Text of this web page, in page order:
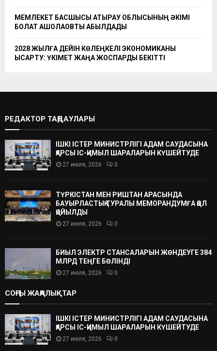
МЕМЛЕКЕТ БАСШЫСЫ АТЫРАУ ОБЛЫСЫНЫҢ ӘКІМІ
БОЛАТ АҚШОЛАҚОВТЫ ҚАБЫЛДАДЫ
2028 ЖЫЛҒА ДЕЙІН КӨЛЕҢКЕЛІ ЭКОНОМИКАНЫ
ҚЫСҚАРТУ: ҮКІМЕТ ЖАҢА ЖОСПАРДЫ БЕКІТТІ
РЕДАКТОР ТАҢДАУЛАРЫ
ІШКІ ІСТЕР МИНИСТРЛІГІ АДАМ САУДАСЫНА
ҚАРСЫ ІС-ҚИМЫЛ ШАРАЛАРЫН КҮШЕЙТУДЕ
27 июля, 2026 0
ТҮРКІСТАН МЕН РИШТАН АРАСЫНДА
БАУЫРЛАСТЫҚ ТУРАЛЫ МЕМОРАНДУМҒА ҚОЛ
ҚОЙЫЛДЫ
27 июля, 2026 0
БИЫЛ ЭЛЕКТР СТАНСАЛАРЫН ЖӨНДЕУГЕ 384
МЛРД ТЕҢГЕ БӨЛІНДІ
27 июля, 2026 0
СОҢҒЫ ЖАҢАЛЫҚТАР
ІШКІ ІСТЕР МИНИСТРЛІГІ АДАМ САУДАСЫНА
ҚАРСЫ ІС-ҚИМЫЛ ШАРАЛАРЫН КҮШЕЙТУДЕ
27 июля, 2026 0